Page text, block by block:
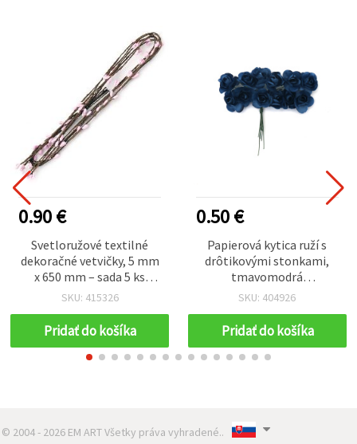
0.90 €
Svetloružové textilné
dekoračné vetvičky, 5 mm
x 650 mm – sada 5 ks
umelých kvetinových
aranžovanie, kytice a
vence
SKU: 415326
Pridať do košíka
0.50 €
Papierová kytica ruží s
drôtikovými stonkami,
tmavomodrá
(námornícka), mini
ks – umelé dekoračné
kvety na DIY kvetinové
aranžmány, scrapbooking
SKU: 404926
Pridať do košíka
© 2004 - 2026 EM ART Všetky práva vyhradené..